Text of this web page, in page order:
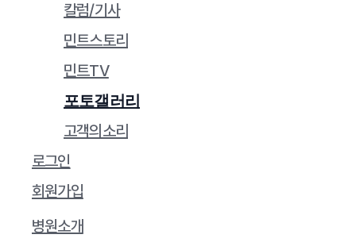
칼럼/기사
민트스토리
민트TV
포토갤러리
고객의소리
로그인
회원가입
병원소개